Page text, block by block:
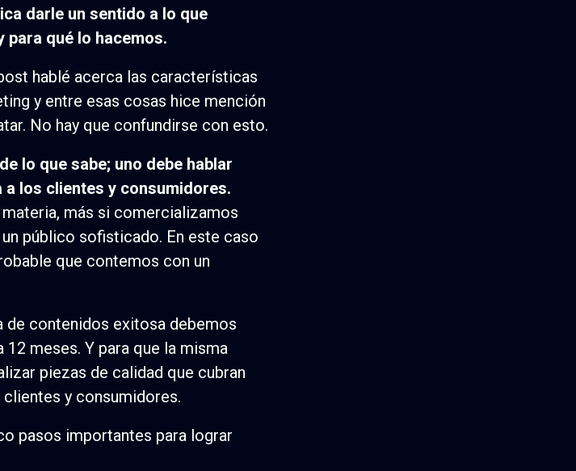
darle un sentido a lo que
para qué lo hacemos.
hablé acerca las características
y entre esas cosas hice mención
No hay que confundirse con esto.
lo que sabe; uno debe hablar
los clientes y consumidores.
más si comercializamos
público sofisticado. En este caso
que contemos con un
de contenidos exitosa debemos
12 meses. Y para que la misma
piezas de calidad que cubran
y consumidores.
pasos importantes para lograr